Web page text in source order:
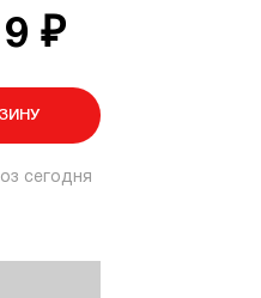
₽
сегодня